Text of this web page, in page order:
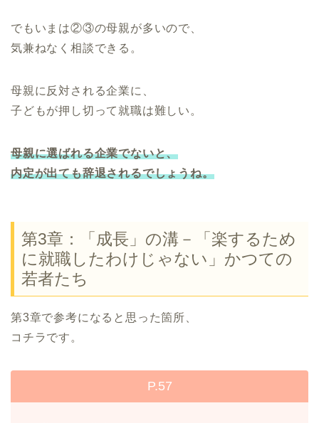
でもいまは②③の母親が多いので、
気兼ねなく相談できる。
母親に反対される企業に、
子どもが押し切って就職は難しい。
母親に選ばれる企業でないと、
内定が出ても辞退されるでしょうね。
第3章：「成長」の溝－「楽するため
に就職したわけじゃない」かつての
若者たち
第3章で参考になると思った箇所、
コチラです。
P.57